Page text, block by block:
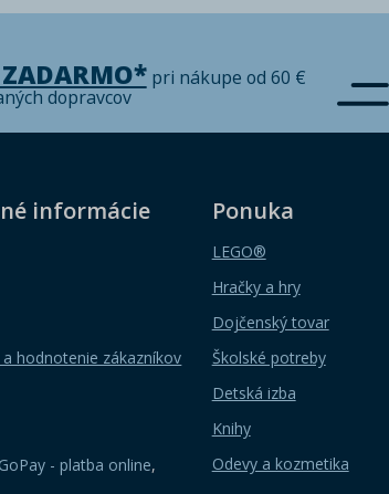
pri nákupe od 60 €
dopravcov
informácie
a hodnotenie zákazníkov
Ponuka
LEGO®
Hračky a hry
Dojčenský tovar
Školské potreby
Detská izba
Knihy
Odevy a kozmetika
GoPay - platba online,